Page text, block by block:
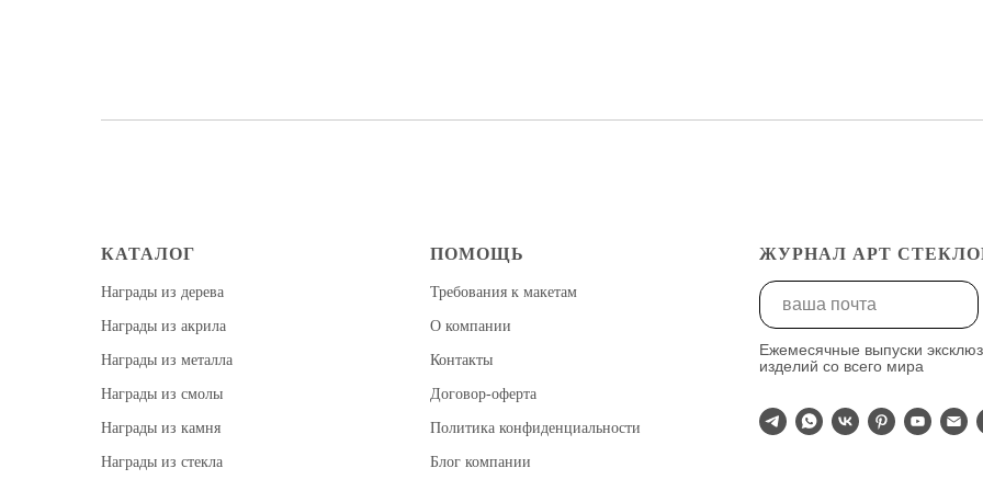
КАТАЛОГ
Награды из дерева
Награды из акрила
Награды из металла
Награды из смолы
Награды из камня
Награды из стекла
ПОМОЩЬ
Требования к макетам
О компании
Контакты
Договор-оферта
Политика конфиденциальности
Блог компании
ЖУРНАЛ АРТ
Ежемесячные выпуски
изделий со всего мира